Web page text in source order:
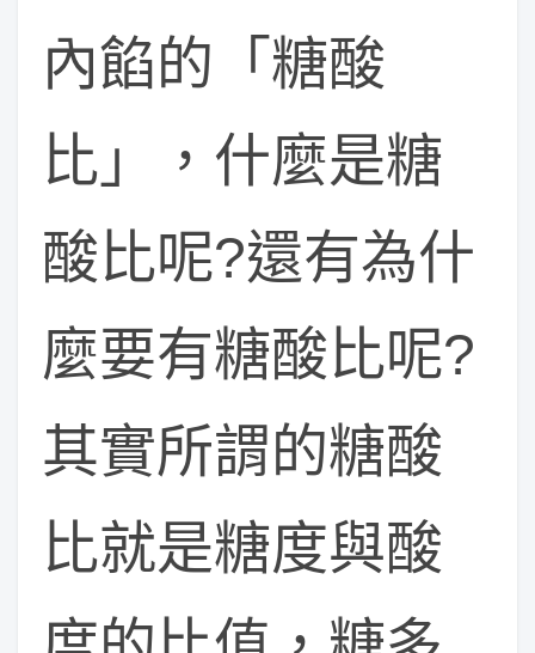
內餡的「糖酸
比」，什麼是糖
酸比呢?還有為什
麼要有糖酸比呢?
其實所謂的糖酸
比就是糖度與酸